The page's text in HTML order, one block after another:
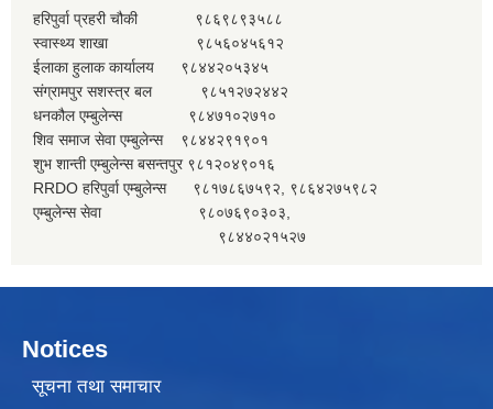
हरिपुर्वा प्रहरी चौकी ९८६९८९३५८८
स्वास्थ्य शाखा ९८५६०४५६१२
ईलाका हुलाक कार्यालय ९८४४२०५३४५
संग्रामपुर सशस्त्र बल ९८५१२७२४४२
धनकौल एम्बुलेन्स ९८४७१०२७१०
शिव समाज सेवा एम्बुलेन्स ९८४४२९१९०१
शुभ शान्ती एम्बुलेन्स बसन्तपुर ९८१२०४९०१६
RRDO हरिपुर्वा एम्बुलेन्स ९८१७८६७५९२, ९८६४२७५९८२
एम्बुलेन्स सेवा ९८०७६९०३०३,
९८४४०२१५२७
Notices
सूचना तथा समाचार